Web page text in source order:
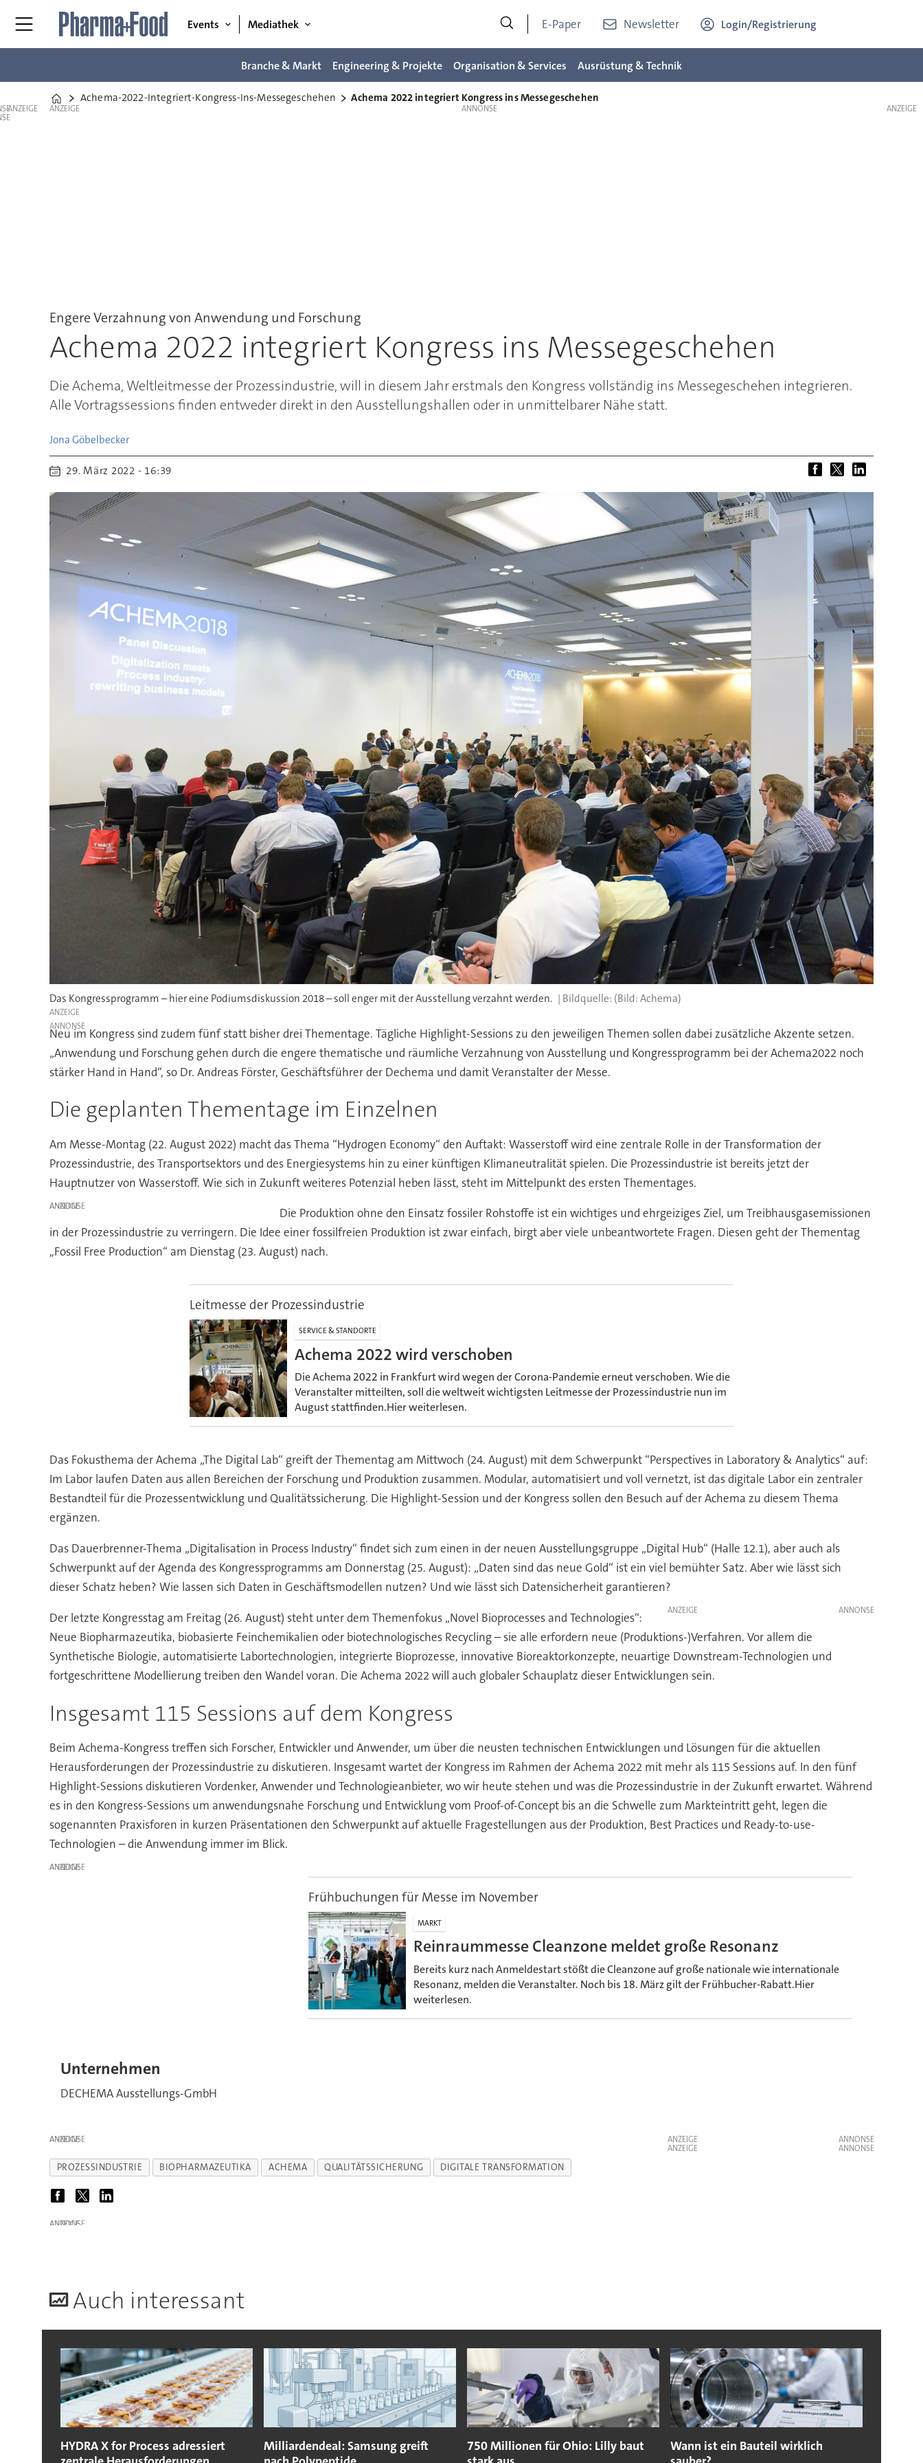
Events Mediathek E-Paper Newsletter Login/Registrierung
Branche & Markt Engineering & Projekte Organisation & Services Ausrüstung & Technik
Home
Achema-2022-Integriert-Kongress-Ins-Messegeschehen Achema 2022 integriert Kongress ins Messegeschehen
ANZEIGE ANZEIGE
Engere Verzahnung von Anwendung und Forschung
Achema 2022 integriert Kongress ins Messegeschehen
Die Achema, Weltleitmesse der Prozessindustrie, will in diesem Jahr erstmals den Kongress vollständig ins Messegeschehen integrieren.
Alle Vortragssessions finden entweder direkt in den Ausstellungshallen oder in unmittelbarer Nähe statt.
Jona Göbelbecker
29. März 2022 - 16:39
Das Kongressprogramm – hier eine Podiumsdiskussion 2018 – soll enger mit der Ausstellung verzahnt werden. (Bild: Achema)
ANZEIGE
Neu im Kongress sind zudem fünf statt bisher drei Thementage. Tägliche Highlight-Sessions zu den jeweiligen Themen sollen dabei zusätzliche Akzente setzen.
„Anwendung und Forschung gehen durch die engere thematische und räumliche Verzahnung von Ausstellung und Kongressprogramm bei der Achema2022 noch
stärker Hand in Hand“, so Dr. Andreas Förster, Geschäftsführer der Dechema und damit Veranstalter der Messe.
Die geplanten Thementage im Einzelnen
Am Messe-Montag (22. August 2022) macht das Thema “Hydrogen Economy“ den Auftakt: Wasserstoff wird eine zentrale Rolle in der Transformation der
Prozessindustrie, des Transportsektors und des Energiesystems hin zu einer künftigen Klimaneutralität spielen. Die Prozessindustrie ist bereits jetzt der
Hauptnutzer von Wasserstoff. Wie sich in Zukunft weiteres Potenzial heben lässt, steht im Mittelpunkt des ersten Thementages.
ANZEIGE
Die Produktion ohne den Einsatz fossiler Rohstoffe ist ein wichtiges und ehrgeiziges Ziel, um Treibhausgasemissionen
in der Prozessindustrie zu verringern. Die Idee einer fossilfreien Produktion ist zwar einfach, birgt aber viele unbeantwortete Fragen. Diesen geht der Thementag
,,Fossil Free Production‘‘ am Dienstag (23. August) nach.
Leitmesse der Prozessindustrie
SERVICE & STANDORTE
Achema 2022 wird verschoben
Die Achema 2022 in Frankfurt wird wegen der Corona-Pandemie erneut verschoben. Wie die
Veranstalter mitteilten, soll die weltweit wichtigsten Leitmesse der Prozessindustrie nun im
August stattfinden.Hier weiterlesen.
Das Fokusthema der Achema „The Digital Lab“ greift der Thementag am Mittwoch (24. August) mit dem Schwerpunkt “Perspectives in Laboratory & Analytics“ auf:
Im Labor laufen Daten aus allen Bereichen der Forschung und Produktion zusammen. Modular, automatisiert und voll vernetzt, ist das digitale Labor ein zentraler
Bestandteil für die Prozessentwicklung und Qualitätssicherung. Die Highlight-Session und der Kongress sollen den Besuch auf der Achema zu diesem Thema
ergänzen.
Das Dauerbrenner-Thema „Digitalisation in Process Industry“ findet sich zum einen in der neuen Ausstellungsgruppe „Digital Hub“ (Halle 12.1), aber auch als
Schwerpunkt auf der Agenda des Kongressprogramms am Donnerstag (25. August): „Daten sind das neue Gold“ ist ein viel bemühter Satz. Aber wie lässt sich
dieser Schatz heben? Wie lassen sich Daten in Geschäftsmodellen nutzen? Und wie lässt sich Datensicherheit garantieren?
ANZEIGE
Der letzte Kongresstag am Freitag (26. August) steht unter dem Themenfokus „Novel Bioprocesses and Technologies“:
Neue Biopharmazeutika, biobasierte Feinchemikalien oder biotechnologisches Recycling – sie alle erfordern neue (Produktions-)Verfahren. Vor allem die
Synthetische Biologie, automatisierte Labortechnologien, integrierte Bioprozesse, innovative Bioreaktorkonzepte, neuartige Downstream-Technologien und
fortgeschrittene Modellierung treiben den Wandel voran. Die Achema 2022 will auch globaler Schauplatz dieser Entwicklungen sein.
Insgesamt 115 Sessions auf dem Kongress
Beim Achema-Kongress treffen sich Forscher, Entwickler und Anwender, um über die neusten technischen Entwicklungen und Lösungen für die aktuellen
Herausforderungen der Prozessindustrie zu diskutieren. Insgesamt wartet der Kongress im Rahmen der Achema 2022 mit mehr als 115 Sessions auf. In den fünf
Highlight-Sessions diskutieren Vordenker, Anwender und Technologieanbieter, wo wir heute stehen und was die Prozessindustrie in der Zukunft erwartet. Während
es in den Kongress-Sessions um anwendungsnahe Forschung und Entwicklung vom Proof-of-Concept bis an die Schwelle zum Markteintritt geht, legen die
sogenannten Praxisforen in kurzen Präsentationen den Schwerpunkt auf aktuelle Fragestellungen aus der Produktion, Best Practices und Ready-to-use-
Technologien – die Anwendung immer im Blick.
ANZEIGE
Frühbuchungen für Messe im November
MARKT
Reinraummesse Cleanzone meldet große Resonanz
Bereits kurz nach Anmeldestart stößt die Cleanzone auf große nationale wie internationale
Resonanz, melden die Veranstalter. Noch bis 18. März gilt der Frühbucher-Rabatt.Hier
weiterlesen.
Unternehmen
DECHEMA Ausstellungs-GmbH
ANZEIGE
ANZEIGE
ANZEIGE
PROZESSINDUSTRIE BIOPHARMAZEUTIKA ACHEMA QUALITÄTSSICHERUNG DIGITALE TRANSFORMATION
ANZEIGE
Auch interessant
HYDRA X for Process adressiert
Milliardendeal: Samsung greift
750 Millionen für Ohio: Lilly baut
Wann ist ein Bauteil wirklich
ANZEIGE